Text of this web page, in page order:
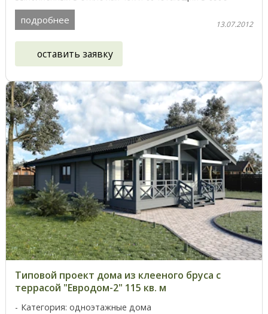
элегантность, ...
подробнее 13.07.2012
оставить заявку
Типовой проект дома из клееного бруса с
террасой "Евродом-2" 115 кв. м
Категория: одноэтажные дома